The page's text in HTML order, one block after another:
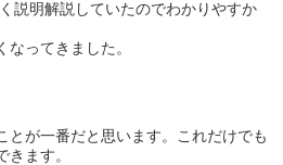
説明解説していたのでわかりやすか
ってきました。
とが一番だと思います。これだけでも
ます。